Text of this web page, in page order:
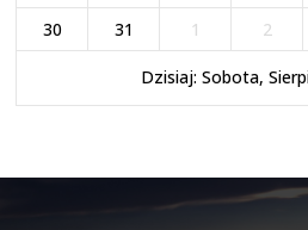
30
31 1 2
Dzisiaj: Sobota,